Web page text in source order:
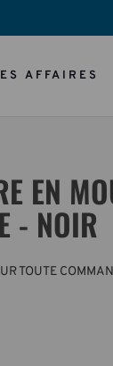
AFFAIRES
EN
- NOIR
TOUTE